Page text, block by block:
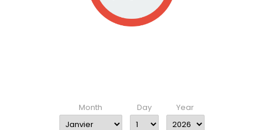
Month Day Year